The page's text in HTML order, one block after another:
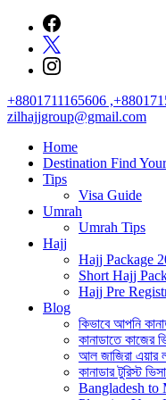
content
+8801711165606
zilhajjgroup@gmail.com
Home
Destination Find
Tips
Visa Guide
Umrah
Umrah Tips
Hajj
Hajj Package
Short Hajj
Hajj Pre
Blog
কিভাবে আপনি
কানাডাতে কাজের
আল জাজিরা এয়ার
কানাডার টুরিস্ট
Bangladesh to